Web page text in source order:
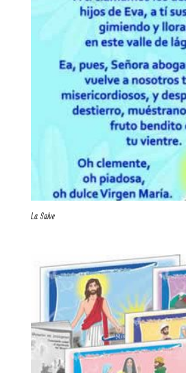
La Salve